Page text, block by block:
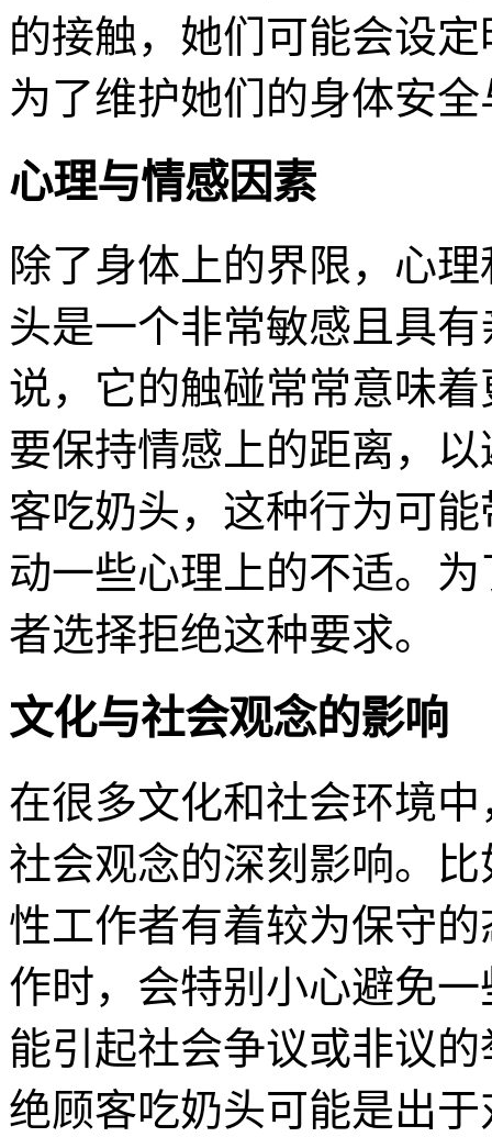
的接触，她们可能会设
为了维护她们的身体安
心理与情感因素
除了身体上的界限，心
头是一个非常敏感且具
说，它的触碰常常意味
要保持情感上的距离，
客吃奶头，这种行为可
动一些心理上的不适。
者选择拒绝这种要求。
文化与社会观念的影响
在很多文化和社会环境
社会观念的深刻影响。
性工作者有着较为保守
作时，会特别小心避免
能引起社会争议或非议
绝顾客吃奶头可能是出